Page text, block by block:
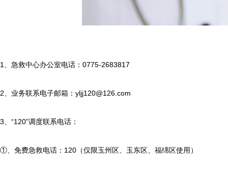
“时间就是生命，呼救就是命令”的服务宗旨。
1、急救中心办公室电话：0775-2683817
2、业务联系电子邮箱：yljj120@126.com
3、“120”调度联系电话：
①、免费急救电话：120（仅限玉州区、玉东区、福绵区使用）
1、急救中心办公室电话：0775-2683817
2、业务联系电子邮箱：yljj120@126.com
3、“120”调度联系电话：
①、免费急救电话：120（仅限玉州区、玉东区、福绵区使用）